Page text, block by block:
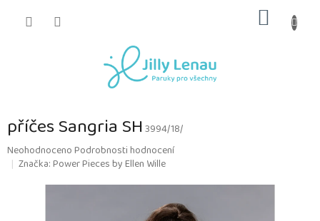
KOŠÍK
příčes Sangria SH3994/18/
Průměrné
hodnocení
NeohodnocenoPodrobnosti hodnocení
Značka:Power Pieces by Ellen Wille